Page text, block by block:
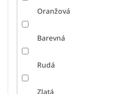
Oranžová
Barevná
Rudá
Zlatá